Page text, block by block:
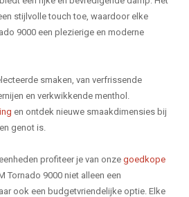
stijlvolle touch toe, waardoor elke
9000 een plezierige en moderne
smaken, van verfrissende
en verkwikkende menthol.
en ontdek nieuwe smaakdimensies bij
genot is.
profiteer je van onze goedkope
Tornado 9000 niet alleen een
ook een budgetvriendelijke optie. Elke